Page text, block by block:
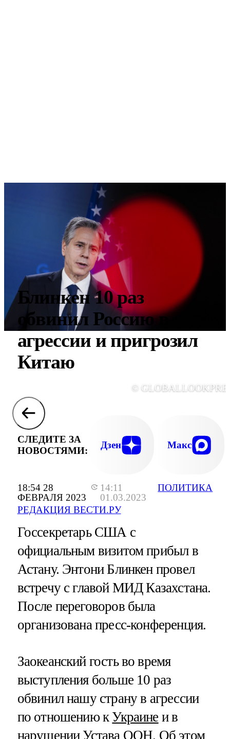
18:54 28
ФЕВРАЛЯ 2023
14:11
01.03.2023
РЕДАКЦИЯ ВЕСТИ.РУ
ПОЛИТИКА
Блинкен 10 раз
обвинил Россию в
агрессии и пригрозил
Китаю
©
СЛЕДИТЕ ЗА
НОВОСТЯМИ:
Дзен Макс
Госсекретарь США с
официальным визитом прибыл в
Астану. Энтони Блинкен провел
встречу с главой МИД Казахстана.
После переговоров была
организована пресс-конференция.
Заокеанский гость во время
выступления больше 10 раз
обвинил нашу страну в агрессии
по отношению кУкраине и в
нарушении Устава ООН. Об этом